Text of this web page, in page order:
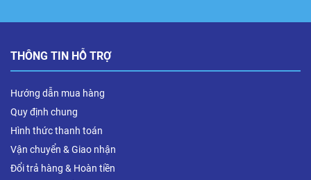
THÔNG TIN HỖ TRỢ
Hướng dẫn mua hàng
Quy định chung
Hình thức thanh toán
Vận chuyển & Giao nhận
Đổi trả hàng & Hoàn tiền